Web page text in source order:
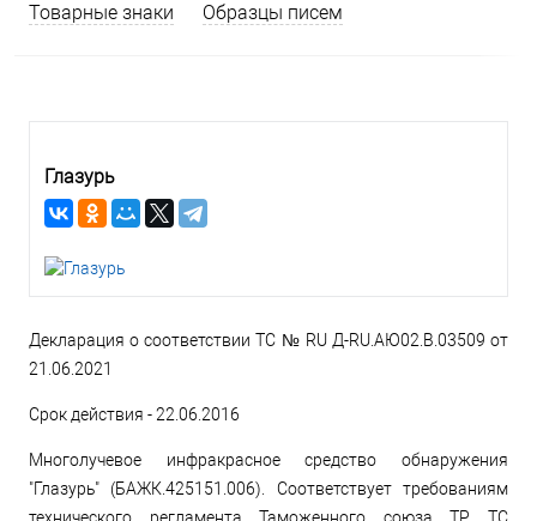
Товарные знаки Образцы писем
Глазурь
Декларация о соответствии ТС № RU Д-RU.АЮ02.В.03509 от
21.06.2021
Срок действия - 22.06.2016
Многолучевое инфракрасное средство обнаружения
"Глазурь" (БАЖК.425151.006). Соответствует требованиям